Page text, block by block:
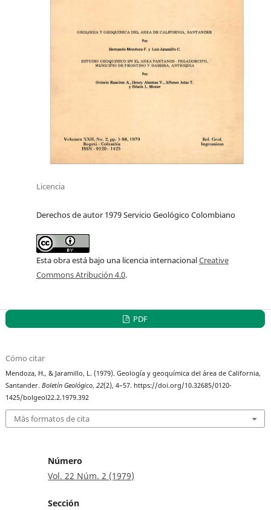
Licencia
Derechos de autor 1979 Servicio Geológico Colombiano
Esta obra está bajo una licencia internacionalCreative
Commons Atribución 4.0.
PDF
Cómo citar
Mendoza, H., & Jaramillo, L. (1979). Geología y geoquímica del área de California,
Santander.Boletín Geológico,22(2), 4–57. https://doi.org/10.32685/0120-
1425/bolgeol22.2.1979.392
Más formatos de cita
Número
Vol. 22 Núm. 2 (1979)
Sección